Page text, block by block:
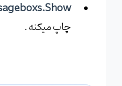
چاپ میکنه .